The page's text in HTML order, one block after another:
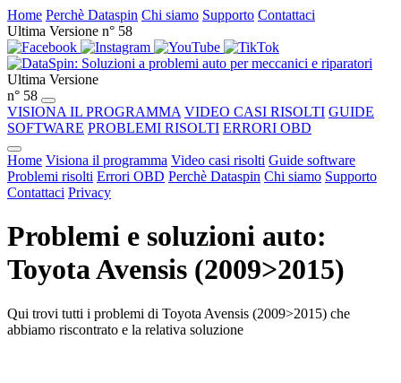
Home Perchè Dataspin Chi siamo Supporto Contattaci
Ultima Versione n° 58
Ultima Versione
n° 58
VISIONA IL PROGRAMMA VIDEO CASI RISOLTI GUIDE
SOFTWARE PROBLEMI RISOLTI ERRORI OBD
Home Visiona il programma Video casi risolti Guide software
Problemi risolti Errori OBD Perchè Dataspin Chi siamo Supporto
Contattaci Privacy
Problemi e soluzioni auto:
Toyota Avensis (2009>2015)
Qui trovi tutti i problemi di Toyota Avensis (2009>2015) che
abbiamo riscontrato e la relativa soluzione